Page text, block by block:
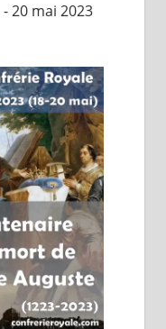
-20 mai 2023